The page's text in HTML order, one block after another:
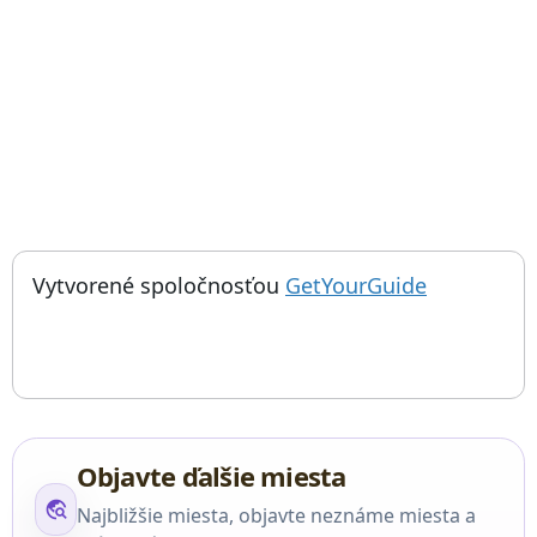
Things to do near Vodná elektráreň Ust-Kamenogorsk,
Vytvorené spoločnosťou GetYourGuide; otvorí sa
travel_explore
Objavte ďalšie miesta
Najbližšie miesta, objavte neznáme miesta a